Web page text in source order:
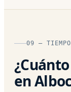
09 —
en